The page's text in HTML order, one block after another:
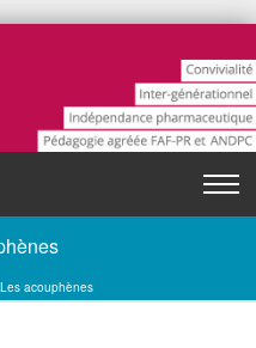
T
o
l
Les acouphènes